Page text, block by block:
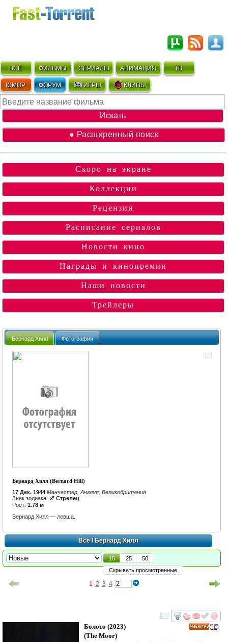
ВСЁ ФИЛЬМЫ СЕРИАЛЫ АНИМАЦИЯ ТВ
ЮМОР ФОРУМ ИГРЫ КЛИПЫ
● Расширенный поиск
Скоро на экране
Коллекции
Рецензии
Расписание сериалов
Новости кино
Награды и кинопремии
Наши новости
Трейлеры
Бернард Хилл Фотографии
Бернард Хилл (Bernard Hill)
17 Дек. 1944 Манчестер, Англия, Великобритания
Знак зодиака: ♐ Стрелец
Рост: 1.78 м
Бернард Хилл — левша.
Всё/ Бернард Хилл
15 25
50
Скрывать просмотренные
1 2 3 4
смотреть
Болото (2023)
(The Moor)